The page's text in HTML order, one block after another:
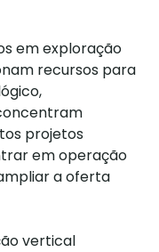
em exploração
recursos para
projetos
em operação
a oferta
vertical